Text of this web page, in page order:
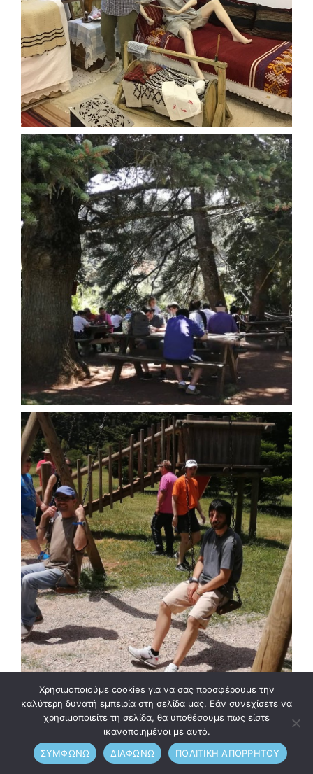
Χρησιμοποιούμε cookies για να σας προσφέρουμε την
καλύτερη δυνατή εμπειρία στη σελίδα μας. Εάν συνεχίσετε να
χρησιμοποιείτε τη σελίδα, θα υποθέσουμε πως είστε
ικανοποιημένοι με αυτό.
ΣΥΜΦΩΝΩ
ΔΙΑΦΩΝΩ ΠΟΛΙΤΙΚΗ ΑΠΟΡΡΗΤΟΥ